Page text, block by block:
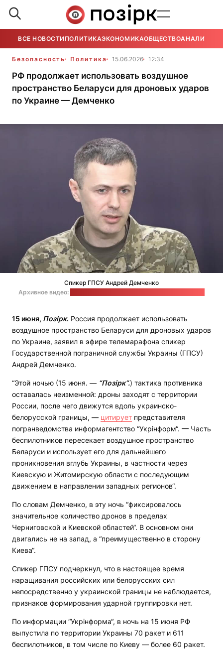
ВСЕ НОВОСТИ ПОЛИТИКАЭКОНОМИКАОБЩЕСТВОАНАЛИТИКА
Безопасность Политика 15.06.2026 12:34
РФ продолжает использовать воздушное
пространство Беларуси для дроновых ударов
по Украине — Демченко
Спикер ГПСУ Андрей Демченко
Архивное видео:
15 июня, Позірк. Россия продолжает использовать
воздушное пространство Беларуси для дроновых ударов
по Украине, заявил в эфире телемарафона спикер
Государственной пограничной службы Украины (ГПСУ)
Андрей Демченко.
“Этой ночью (15 июня. — “Позірк“.) тактика противника
оставалась неизменной: дроны заходят с территории
России, после чего движутся вдоль украинско-
белорусской границы, — цитирует представителя
погранведомства информагентство “Укрінформ“. — Часть
беспилотников пересекает воздушное пространство
Беларуси и использует его для дальнейшего
проникновения вглубь Украины, в частности через
Киевскую и Житомирскую области с последующим
движением в направлении западных регионов“.
По словам Демченко, в эту ночь “фиксировалось
значительное количество дронов в пределах
Черниговской и Киевской областей“. В основном они
двигались не на запад, а “преимущественно в сторону
Киева“.
Спикер ГПСУ подчеркнул, что в настоящее время
наращивания российских или белорусских сил
непосредственно у украинской границы не наблюдается,
признаков формирования ударной группировки нет.
По информации “Укрінформа“, в ночь на 15 июня РФ
выпустила по территории Украины 70 ракет и 611
беспилотников, в том числе по Киеву — более 60 ракет.